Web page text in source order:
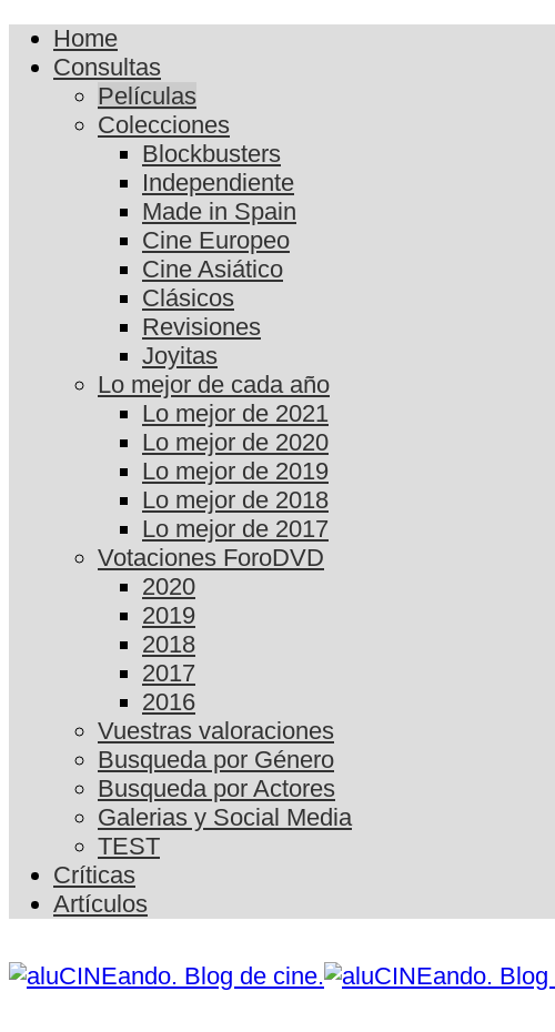
Home
Consultas
Películas
Colecciones
Blockbusters
Independiente
Made in Spain
Cine Europeo
Cine Asiático
Clásicos
Revisiones
Joyitas
Lo mejor de cada año
Lo mejor de 2021
Lo mejor de 2020
Lo mejor de 2019
Lo mejor de 2018
Lo mejor de 2017
Votaciones ForoDVD
2020
2019
2018
2017
2016
Vuestras valoraciones
Busqueda por Género
Busqueda por Actores
Galerias y Social Media
TEST
Críticas
Artículos